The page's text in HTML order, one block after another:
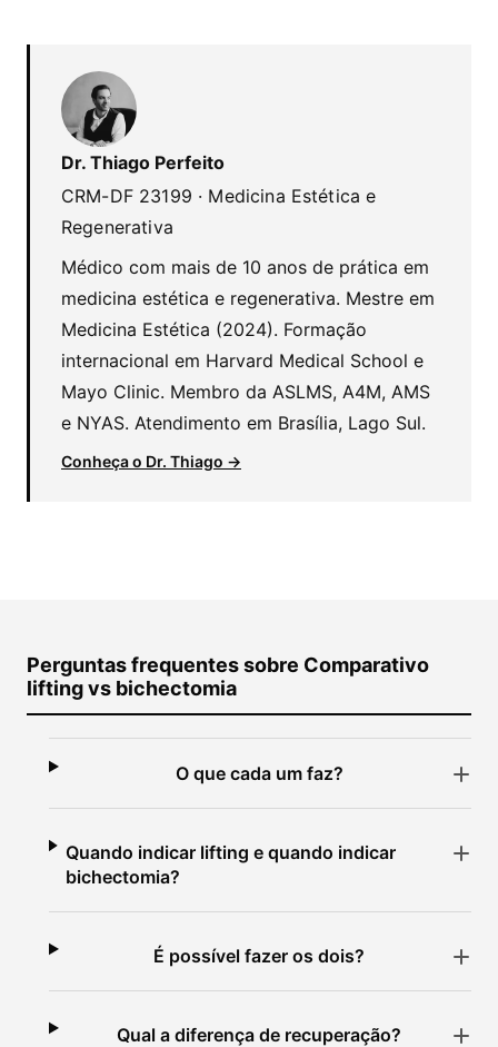
Dr. Thiago Perfeito
CRM-DF 23199 · Medicina Estética e
Regenerativa
Médico com mais de 10 anos de prática em
medicina estética e regenerativa. Mestre em
Medicina Estética (2024). Formação
internacional em Harvard Medical School e
Mayo Clinic. Membro da ASLMS, A4M, AMS
e NYAS. Atendimento em Brasília, Lago Sul.
Conheça o Dr. Thiago →
Perguntas frequentes sobre Comparativo
lifting vs bichectomia
O que cada um faz?
Quando indicar lifting e quando indicar
bichectomia?
É possível fazer os dois?
Qual a diferença de recuperação?